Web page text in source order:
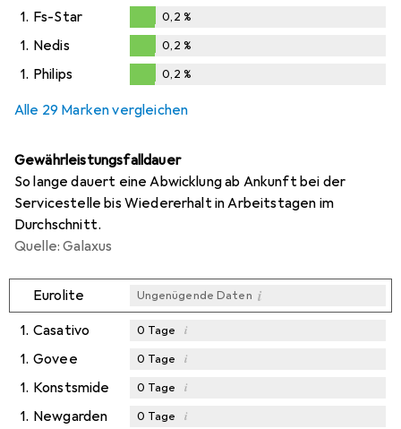
0,2%
1. Fs-Star
0,2%
0,2 %
1. Nedis
0,2%
0,2 %
1. Philips 0,2 %
Alle 29 Marken vergleichen
Gewährleistungsfalldauer
So lange dauert eine Abwicklung ab Ankunft bei der
Servicestelle bis Wiedererhalt in Arbeitstagen im
Durchschnitt.
Quelle: Galaxus
Eurolite Ungenügende Daten i
1. Casativo 0 Tage i
1. Govee 0 Tage i
1. Konstsmide 0 Tage i
1. Newgarden 0 Tage i